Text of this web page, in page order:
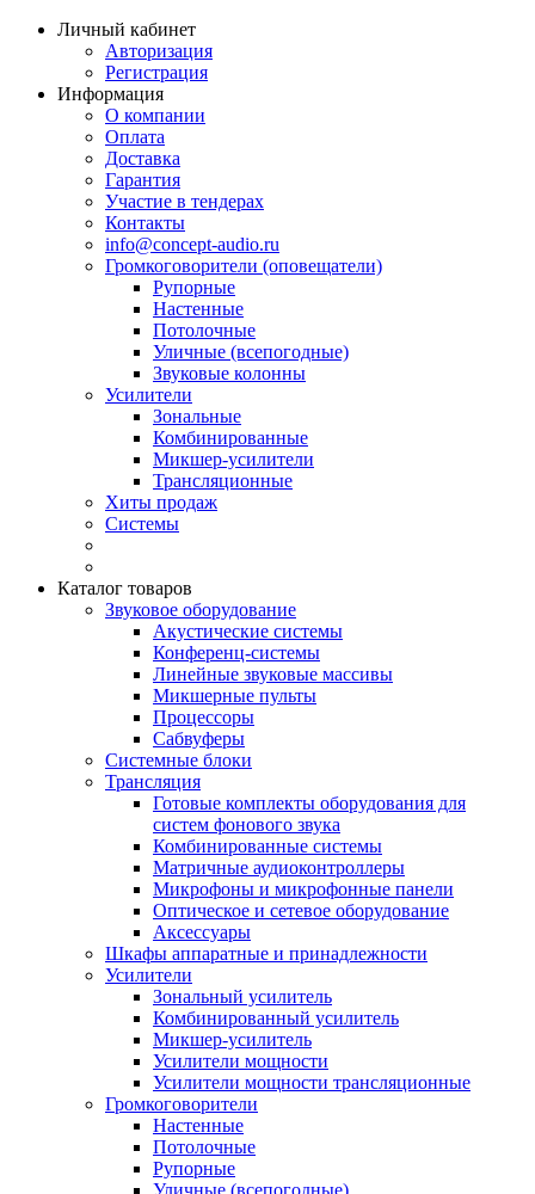
Личный кабинет
Авторизация
Регистрация
Информация
О компании
Оплата
Доставка
Гарантия
Участие в тендерах
Контакты
info@concept-audio.ru
Громкоговорители (оповещатели)
Рупорные
Настенные
Потолочные
Уличные (всепогодные)
Звуковые колонны
Усилители
Зональные
Комбинированные
Микшер-усилители
Трансляционные
Хиты продаж
Системы
Каталог товаров
Звуковое оборудование
Акустические системы
Конференц-системы
Линейные звуковые массивы
Микшерные пульты
Процессоры
Сабвуферы
Системные блоки
Трансляция
Готовые комплекты оборудования для
систем фонового звука
Комбинированные системы
Матричные аудиоконтроллеры
Микрофоны и микрофонные панели
Оптическое и сетевое оборудование
Аксессуары
Шкафы аппаратные и принадлежности
Усилители
Зональный усилитель
Комбинированный усилитель
Микшер-усилитель
Усилители мощности
Усилители мощности трансляционные
Громкоговорители
Настенные
Потолочные
Рупорные
Уличные (всепогодные)